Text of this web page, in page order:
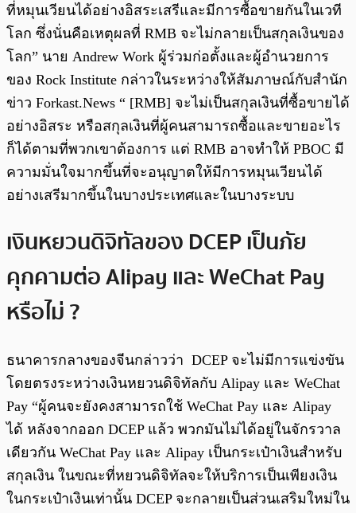
ที่หมุนเวียนได้อย่างอิสระเสรีและมีการซื้อขายกันในเวที
โลก ซึ่งนั่นคือเหตุผลที่ RMB จะไม่กลายเป็นสกุลเงินของ
โลก” นาย Andrew Work ผู้ร่วมก่อตั้งและผู้อำนวยการ
ของ Rock Institute กล่าวในระหว่างให้สัมภาษณ์กับสำนัก
ข่าว Forkast.News “ [RMB] จะไม่เป็นสกุลเงินที่ซื้อขายได้
อย่างอิสระ หรือสกุลเงินที่ผู้คนสามารถซื้อและขายอะไร
ก็ได้ตามที่พวกเขาต้องการ แต่ RMB อาจทำให้ PBOC มี
ความมั่นใจมากขึ้นที่จะอนุญาตให้มีการหมุนเวียนได้
อย่างเสรีมากขึ้นในบางประเทศและในบางระบบ
เงินหยวนดิจิทัลของ DCEP เป็นภัย
คุกคามต่อ Alipay และ WeChat Pay
หรือไม่ ?
ธนาคารกลางของจีนกล่าวว่า DCEP จะไม่มีการแข่งขัน
โดยตรงระหว่างเงินหยวนดิจิทัลกับ Alipay และ WeChat
Pay “ผู้คนจะยังคงสามารถใช้ WeChat Pay และ Alipay
ได้ หลังจากออก DCEP แล้ว พวกมันไม่ได้อยู่ในจักรวาล
เดียวกัน WeChat Pay และ Alipay เป็นกระเป๋าเงินสำหรับ
สกุลเงิน ในขณะที่หยวนดิจิทัลจะให้บริการเป็นเพียงเงิน
ในกระเป๋าเงินเท่านั้น DCEP จะกลายเป็นส่วนเสริมใหม่ใน